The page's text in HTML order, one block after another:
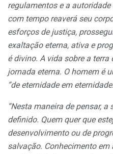
regulamentos e a autoridade
com tempo reaverá seu
esforços de justiça,
exaltação eterna, ativa e
é divino. A vida sobre a
jornada eterna. O homem é
“de eternidade em
“Nesta maneira de pensar,
definido. Quem quer que
desenvolvimento ou de
salvação. Conhecimento em